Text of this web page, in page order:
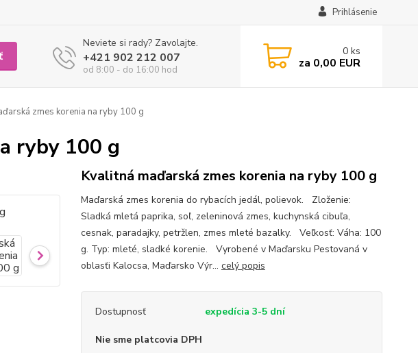
Prihlásenie
Neviete si rady? Zavolajte.
+421 902 212 007
od 8:00 - do 16:00 hod
0 ks
za 0,00 EUR
zmes korenia na ryby 100 g
ryby 100 g
Kvalitná maďarská zmes korenia na ryby 100 g
Maďarská zmes korenia do rybacích jedál, polievok. Zloženie:
Sladká mletá paprika, soľ, zeleninová zmes, kuchynská cibuľa,
cesnak, paradajky, petržlen, zmes mleté bazalky. Veľkosť: Váha: 100
g. Typ: mleté, sladké korenie. Vyrobené v Maďarsku Pestovaná v
oblasťi Kalocsa, Maďarsko Výr... celý popis
Dostupnosť expedícia 3-5 dní
Nie sme platcovia DPH